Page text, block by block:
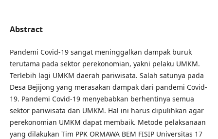
Abstract
Pandemi Covid-19 sangat meninggalkan dampak buruk
terutama pada sektor perekonomian, yakni pelaku UMKM.
Terlebih lagi UMKM daerah pariwisata. Salah satunya pada
Desa Bejijong yang merasakan dampak dari pandemi Covid-
19. Pandemi Covid-19 menyebabkan berhentinya semua
sektor pariwisata dan UMKM. Hal ini harus dipulihkan agar
perekonomian UMKM dapat membaik. Metode pelaksanaan
yang dilakukan Tim PPK ORMAWA BEM FISIP Universitas 17